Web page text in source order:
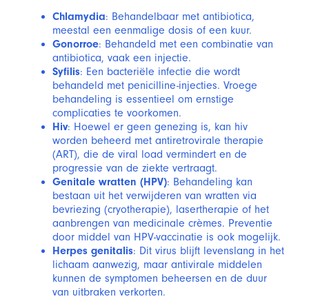
Chlamydia: Behandelbaar met antibiotica,
meestal een eenmalige dosis of een kuur.
Gonorroe: Behandeld met een combinatie van
antibiotica, vaak een injectie.
Syfilis: Een bacteriële infectie die wordt
behandeld met penicilline-injecties. Vroege
behandeling is essentieel om ernstige
complicaties te voorkomen.
Hiv: Hoewel er geen genezing is, kan hiv
worden beheerd met antiretrovirale therapie
(ART), die de viral load vermindert en de
progressie van de ziekte vertraagt.
Genitale wratten (HPV): Behandeling kan
bestaan uit het verwijderen van wratten via
bevriezing (cryotherapie), lasertherapie of het
aanbrengen van medicinale crèmes. Preventie
door middel van HPV-vaccinatie is ook mogelijk.
Herpes genitalis: Dit virus blijft levenslang in het
lichaam aanwezig, maar antivirale middelen
kunnen de symptomen beheersen en de duur
van uitbraken verkorten.